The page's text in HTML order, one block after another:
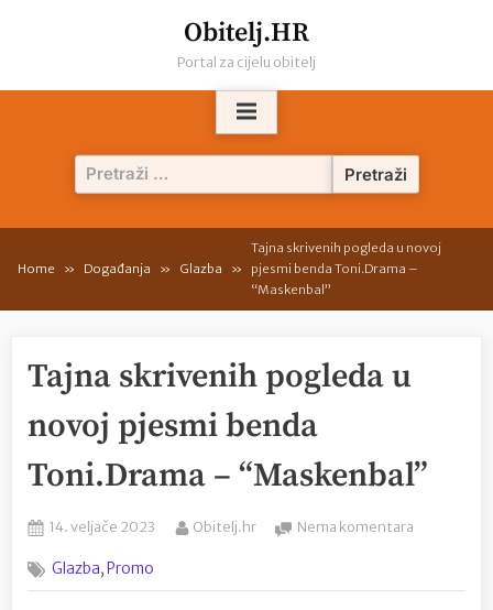
Obitelj.HR
Portal za cijelu obitelj
Pretraži:
Home Događanja Glazba
Tajna skrivenih pogleda u novoj
pjesmi benda Toni.Drama –
“Maskenbal”
Tajna skrivenih pogleda u
novoj pjesmi benda
Toni.Drama – “Maskenbal”
Posted
14. veljače 2023 By
Obitelj.hr Nema komentara
pogleda
Glazba,Promo